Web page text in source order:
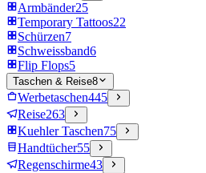
Armbänder25
Temporary Tattoos22
Schürzen7
Schweissband6
Flip Flops5
Taschen & Reise8
Werbetaschen445
Reise263
Kuehler Taschen75
Handtücher55
Regenschirme43